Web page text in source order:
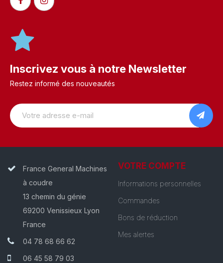
Inscrivez vous à notre Newsletter
Restez informé des nouveautés
France General Machines
à coudre
13 chemin du génie
69200 Venissieux Lyon
France
04 78 68 66 62
06 45 58 79 03
VOTRE COMPTE
Informations personnelles
Commandes
Bons de réduction
Mes alertes